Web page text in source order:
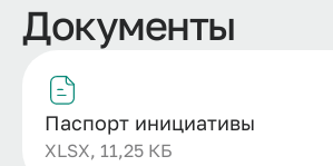
Документы
Паспорт инициативы
XLSX, 11,25 КБ